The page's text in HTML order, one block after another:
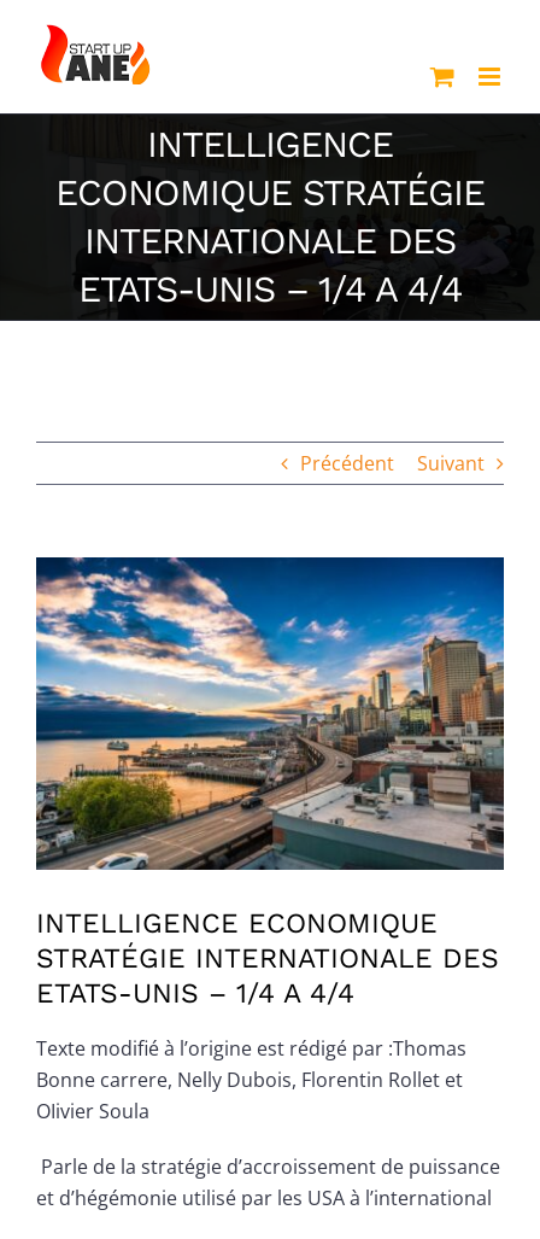
contenu
INTELLIGENCE
ECONOMIQUE STRATÉGIE
INTERNATIONALE DES
ETATS-UNIS – 1/4 A 4/4
Précédent Suivant
Voir
l'image
agrandie
INTELLIGENCE ECONOMIQUE
STRATÉGIE INTERNATIONALE DES
ETATS-UNIS – 1/4 A 4/4
Texte modifié à l’origine est rédigé par :Thomas
Bonne carrere, Nelly Dubois, Florentin Rollet et
OIivier Soula
Parle de la stratégie d’accroissement de puissance
et d’hégémonie utilisé par les USA à l’international